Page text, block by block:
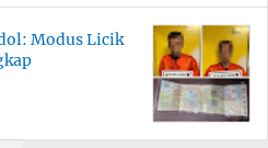
Modus Licik